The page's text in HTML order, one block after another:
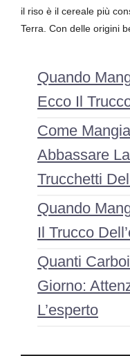
il riso è il cereale più
Terra. Con delle origini
Quando
Ecco Il
Come
Abbassare
Trucchetti
Quando
Il Trucco
Quanti
Giorno:
L’esperto